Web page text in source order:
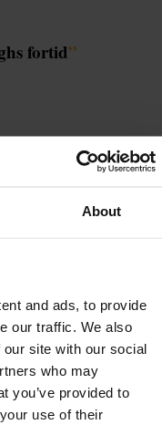
About
and ads, to provide
our traffic. We also
site with our social
who may
you’ve provided to
use of their
fortid”
Byvandring
mange ser det som et
Ha komfortable sko,
og